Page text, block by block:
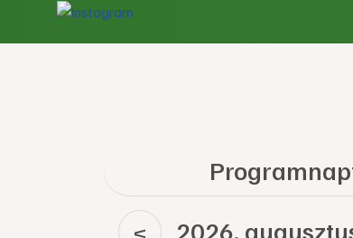
< 2026.